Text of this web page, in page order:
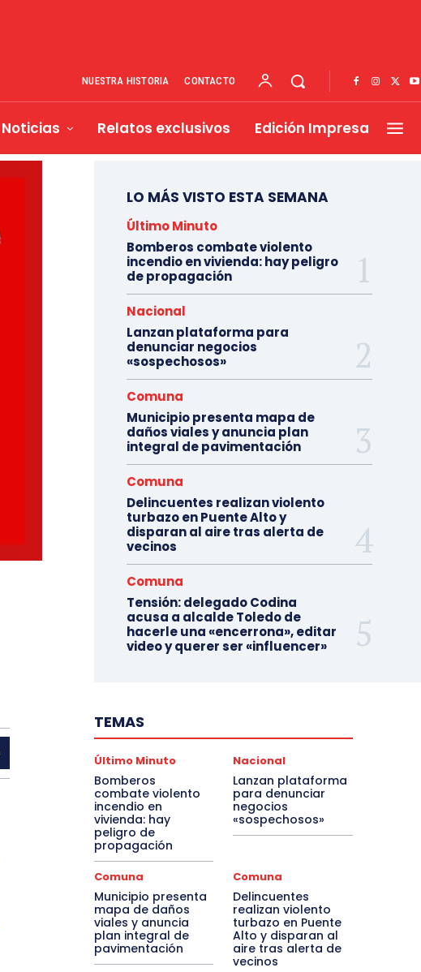
NUESTRA HISTORIA CONTACTO
Noticias Relatos exclusivos Edición Impresa
LO MÁS VISTO ESTA SEMANA
Último Minuto
Bomberos combate violento
incendio en vivienda: hay peligro
de propagación
Nacional
Lanzan plataforma para
denunciar negocios
«sospechosos»
Comuna
Municipio presenta mapa de
daños viales y anuncia plan
integral de pavimentación
Comuna
Delincuentes realizan violento
turbazo en Puente Alto y
disparan al aire tras alerta de
vecinos
Comuna
Tensión: delegado Codina
acusa a alcalde Toledo de
hacerle una «encerrona», editar
video y querer ser «influencer»
TEMAS
Último Minuto
Bomberos
combate violento
incendio en
vivienda: hay
peligro de
propagación
Nacional
Lanzan plataforma
para denunciar
negocios
«sospechosos»
Comuna
Municipio presenta
mapa de daños
viales y anuncia
plan integral de
pavimentación
Comuna
Delincuentes
realizan violento
turbazo en Puente
Alto y disparan al
aire tras alerta de
vecinos